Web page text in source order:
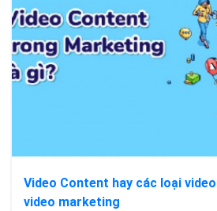
Video Content hay các loại
video marketing